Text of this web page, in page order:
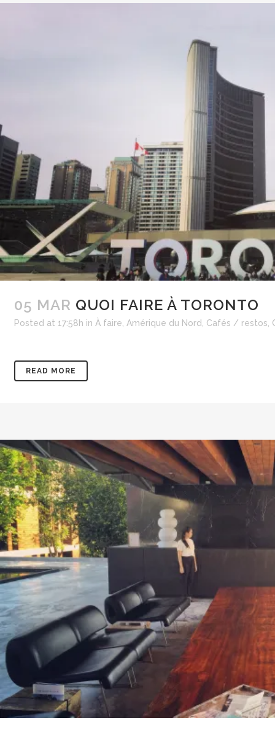
05 MAR QUOI FAIRE À TORONTO
Posted at 17:58h in À faire, Amérique du Nord, Cafés / restos,
READ MORE